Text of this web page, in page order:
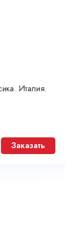
Италия.
Заказать